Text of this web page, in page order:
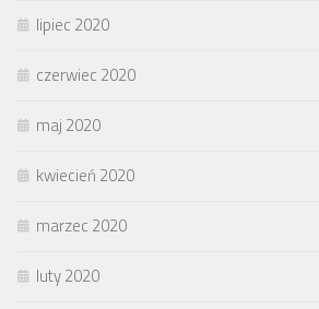
lipiec 2020
czerwiec 2020
maj 2020
kwiecień 2020
marzec 2020
luty 2020